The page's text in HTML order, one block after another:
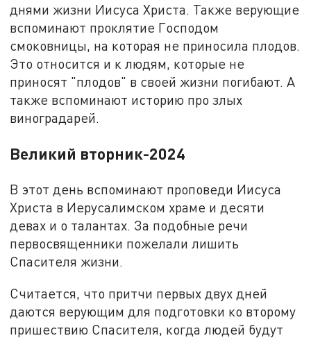
днями жизни Иисуса Христа. Также верующие
вспоминают проклятие Господом
смоковницы, на которая не приносила плодов.
Это относится и к людям, которые не
приносят "плодов" в своей жизни погибают. А
также вспоминают историю про злых
виноградарей.
Великий вторник-2024
В этот день вспоминают проповеди Иисуса
Христа в Иерусалимском храме и десяти
девах и о талантах. За подобные речи
первосвященники пожелали лишить
Спасителя жизни.
Считается, что притчи первых двух дней
даются верующим для подготовки ко второму
пришествию Спасителя, когда людей будут